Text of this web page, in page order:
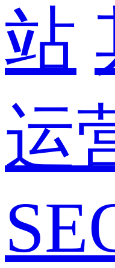
站
运